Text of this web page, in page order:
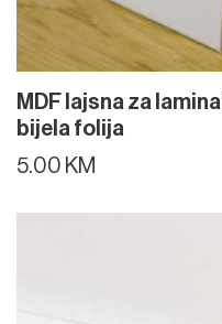
MDF lajsna za
bijela folija
5.00 KM